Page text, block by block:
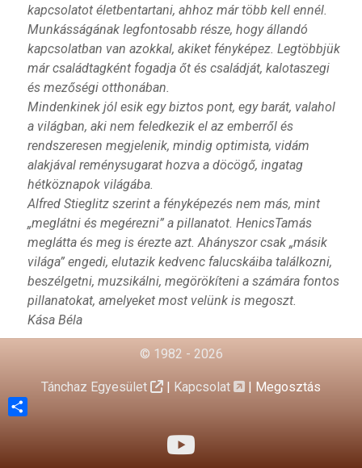
kapcsolatot életbentartani, ahhoz már több kell ennél.
Munkásságának legfontosabb része, hogy állandó
kapcsolatban van azokkal, akiket fényképez. Legtöbbjük
már családtagként fogadja őt és családját, kalotaszegi
és mezőségi otthonában.
Mindenkinek jól esik egy biztos pont, egy barát, valahol
a világban, aki nem feledkezik el az emberről és
rendszeresen megjelenik, mindig optimista, vidám
alakjával reménysugarat hozva a döcögő, ingatag
hétköznapok világába.
Alfred Stieglitz szerint a fényképezés nem más, mint
„meglátni és megérezni” a pillanatot. HenicsTamás
meglátta és meg is érezte azt. Ahányszor csak „másik
világa” engedi, elutazik kedvenc falucskáiba találkozni,
beszélgetni, muzsikálni, megörökíteni a számára fontos
pillanatokat, amelyeket most velünk is megoszt.
Kása Béla
© 1982 - 2026
Tánchaz Egyesület | Kapcsolat | Megosztás